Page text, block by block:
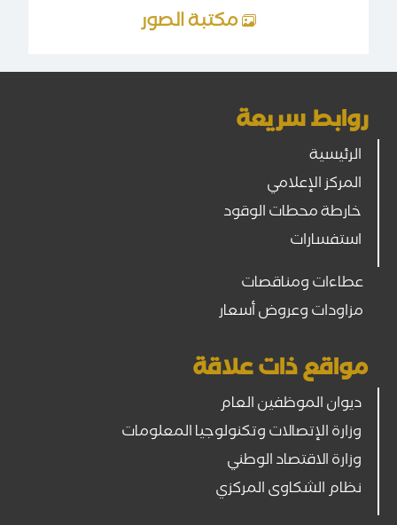
مكتبة الصور
روابط سريعة
الرئيسية
المركز الإعلامي
خارطة محطات الوقود
استفسارات
عطاءات ومناقصات
مزاودات وعروض أسعار
مواقع ذات علاقة
ديوان الموظفين العام
وزارة الإتصالات وتكنولوجيا المعلومات
وزارة الاقتصاد الوطني
نظام الشكاوى المركزي